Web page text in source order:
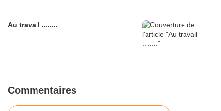
Au travail ........
Commentaires